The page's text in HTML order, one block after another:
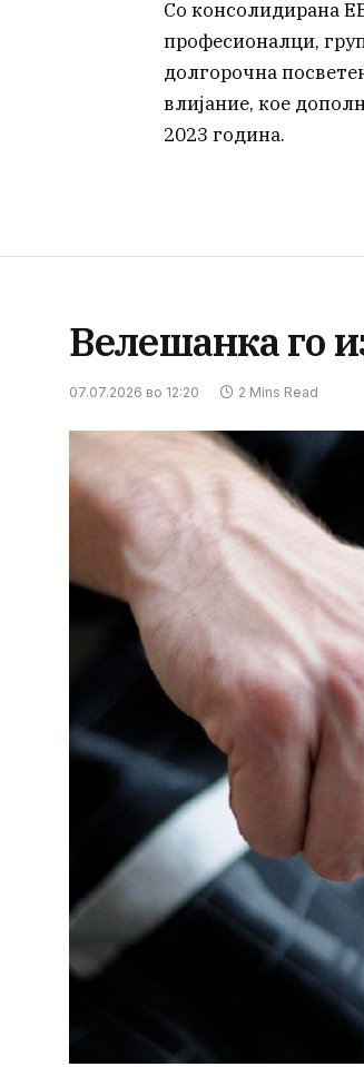
Со консолидирана
професионалци,
долгорочна
влијание, кое
2023 година.
Велешанка го
07.07.2026 во 12:20 2 Mins Read